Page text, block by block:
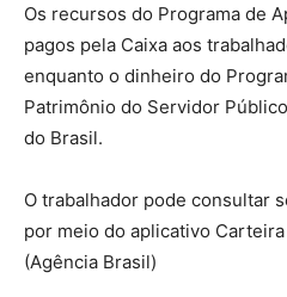
Os recursos do Programa de
pagos pela Caixa aos
enquanto o dinheiro do
Patrimônio do Servidor
do Brasil.
O trabalhador pode consultar
por meio do aplicativo
(Agência Brasil)